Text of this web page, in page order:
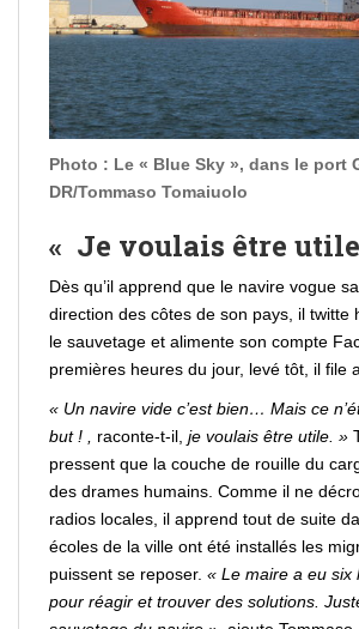
Photo : Le « Blue Sky », dans le port
DR/Tommaso Tomaiuolo
« Je voulais être
Dès qu’il apprend que le navire vogue
direction des côtes de son pays, il twitte
le sauvetage et alimente son compte
premières heures du jour, levé tôt, il file
« Un navire vide c’est bien… Mais ce
but ! , raconte-t-il, je voulais être utile. »
pressent que la couche de rouille du
des drames humains. Comme il ne
radios locales, il apprend tout de suite
écoles de la ville ont été installés les
puissent se reposer. « Le maire a eu six
pour réagir et trouver des solutions.